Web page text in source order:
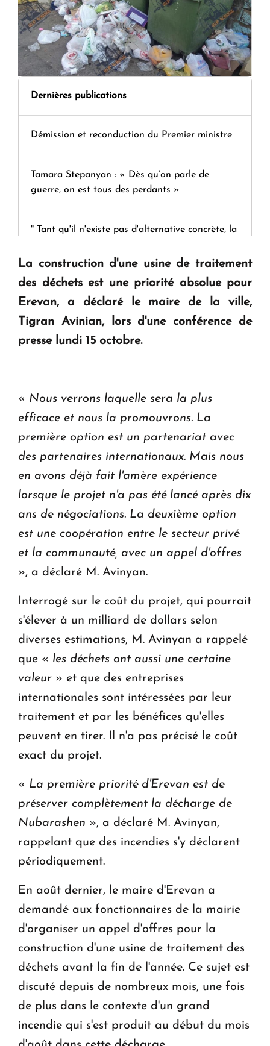
Dernières publications
Démission et reconduction du Premier ministre
Tamara Stepanyan : « Dès qu’on parle de
guerre, on est tous des perdants »
" Tant qu'il n'existe pas d'alternative concrète, la
KASA : 30 ans d'audace, de résilience et d'avenir
en Arménie
Le premier hôtel Hyatt Regency d'Arménie
La construction d'une usine de traitement
des déchets est une priorité absolue pour
Erevan, a déclaré le maire de la ville,
Tigran Avinian, lors d'une conférence de
presse lundi 15 octobre.
« Nous verrons laquelle sera la plus
efficace et nous la promouvrons. La
première option est un partenariat avec
des partenaires internationaux. Mais nous
en avons déjà fait l'amère expérience
lorsque le projet n'a pas été lancé après dix
ans de négociations. La deuxième option
est une coopération entre le secteur privé
et la communauté, avec un appel d'offres
», a déclaré M. Avinyan.
Interrogé sur le coût du projet, qui pourrait
s'élever à un milliard de dollars selon
diverses estimations, M. Avinyan a rappelé
que « les déchets ont aussi une certaine
valeur » et que des entreprises
internationales sont intéressées par leur
traitement et par les bénéfices qu'elles
peuvent en tirer. Il n'a pas précisé le coût
exact du projet.
« La première priorité d'Erevan est de
préserver complètement la décharge de
Nubarashen », a déclaré M. Avinyan,
rappelant que des incendies s'y déclarent
périodiquement.
En août dernier, le maire d'Erevan a
demandé aux fonctionnaires de la mairie
d'organiser un appel d'offres pour la
construction d'une usine de traitement des
déchets avant la fin de l'année. Ce sujet est
discuté depuis de nombreux mois, une fois
de plus dans le contexte d'un grand
incendie qui s'est produit au début du mois